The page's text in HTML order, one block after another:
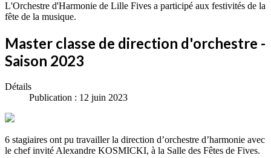
L'Orchestre d'Harmonie de Lille Fives a participé aux festivités de la
fête de la musique.
Master classe de direction d'orchestre -
Saison 2023
Détails
Publication : 12 juin 2023
6 stagiaires ont pu travailler la direction d’orchestre d’harmonie avec
le chef invité Alexandre KOSMICKI, à la Salle des Fêtes de Fives.